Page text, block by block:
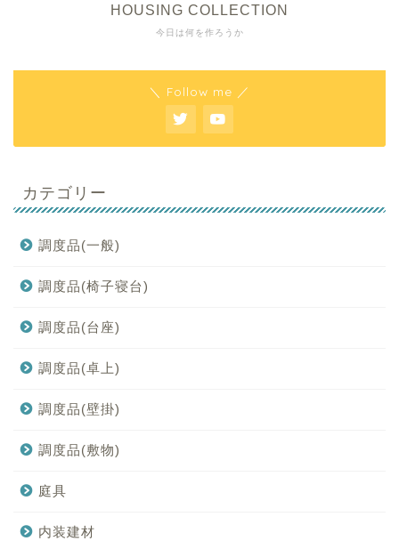
今日は何を作ろうか
HOUSING COLLECTION
＼ Follow me ／
カテゴリー
調度品(一般)
調度品(椅子寝台)
調度品(台座)
調度品(卓上)
調度品(壁掛)
調度品(敷物)
庭具
内装建材